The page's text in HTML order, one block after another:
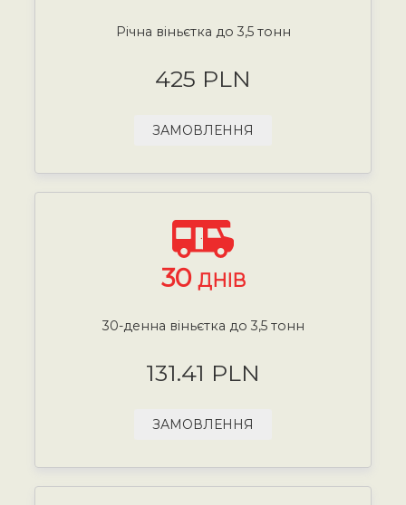
Річна віньєтка до 3,5 тонн
425 PLN
ЗАМОВЛЕННЯ
30 ДНІВ
30-денна віньєтка до 3,5 тонн
131.41 PLN
ЗАМОВЛЕННЯ